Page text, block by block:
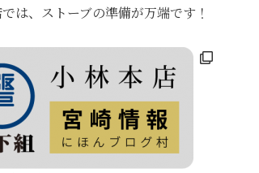
は、ストーブの準備が万端です！